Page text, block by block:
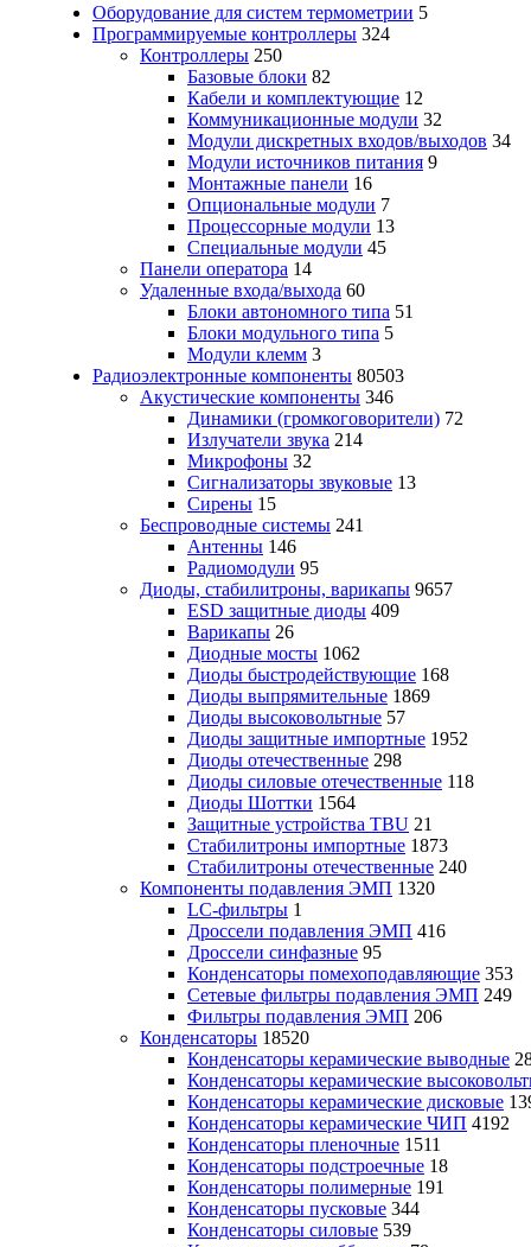
Оборудование для систем термометрии 5
Программируемые контроллеры 324
Контроллеры 250
Базовые блоки 82
Кабели и комплектующие 12
Коммуникационные модули 32
Модули дискретных входов/выходов 34
Модули источников питания 9
Монтажные панели 16
Опциональные модули 7
Процессорные модули 13
Специальные модули 45
Панели оператора 14
Удаленные входа/выхода 60
Блоки автономного типа 51
Блоки модульного типа 5
Модули клемм 3
Радиоэлектронные компоненты 80503
Акустические компоненты 346
Динамики (громкоговорители) 72
Излучатели звука 214
Микрофоны 32
Сигнализаторы звуковые 13
Сирены 15
Беспроводные системы 241
Антенны 146
Радиомодули 95
Диоды, стабилитроны, варикапы 9657
ESD защитные диоды 409
Варикапы 26
Диодные мосты 1062
Диоды быстродействующие 168
Диоды выпрямительные 1869
Диоды высоковольтные 57
Диоды защитные импортные 1952
Диоды отечественные 298
Диоды силовые отечественные 118
Диоды Шоттки 1564
Защитные устройства TBU 21
Стабилитроны импортные 1873
Стабилитроны отечественные 240
Компоненты подавления ЭМП 1320
LC-фильтры 1
Дроссели подавления ЭМП 416
Дроссели синфазные 95
Конденсаторы помехоподавляющие 353
Сетевые фильтры подавления ЭМП 249
Фильтры подавления ЭМП 206
Конденсаторы 18520
Конденсаторы керамические выводные
Конденсаторы керамические
Конденсаторы керамические дисковые
Конденсаторы керамические ЧИП 4192
Конденсаторы пленочные 1511
Конденсаторы подстроечные 18
Конденсаторы полимерные 191
Конденсаторы пусковые 344
Конденсаторы силовые 539